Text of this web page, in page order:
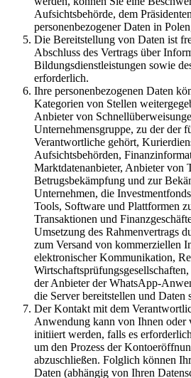
Aufsichtsbehörde, dem
personenbezogener Daten in
Die Bereitstellung von Daten ist
Abschluss des Vertrags über
Bildungsdienstleistungen sowie
erforderlich.
Ihre personenbezogenen Daten
Kategorien von Stellen
Anbieter von
Unternehmensgruppe, zu der der
Verantwortliche gehört,
Aufsichtsbehörden,
Marktdatenanbieter, Anbieter von
Betrugsbekämpfung und zur
Unternehmen, die
Tools, Software und Plattformen
Transaktionen und
Umsetzung des Rahmenvertrags
zum Versand von kommerziellen
elektronischer Kommunikation,
der Anbieter der WhatsApp-
die Server bereitstellen und Daten
Der Kontakt mit dem
Anwendung kann von Ihnen oder
initiiert werden, falls es
um den Prozess der
abzuschließen. Folglich können
Daten (abhängig von Ihren